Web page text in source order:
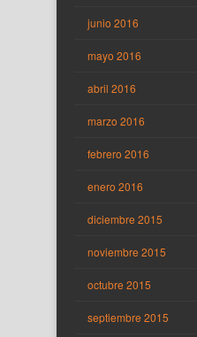
junio 2016
mayo 2016
abril 2016
marzo 2016
febrero 2016
enero 2016
diciembre 2015
noviembre 2015
octubre 2015
septiembre 2015